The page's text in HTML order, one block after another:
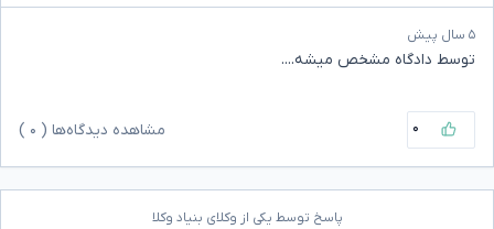
۵ سال پیش
توسط دادگاه مشخص میشه....
۰ مشاهده دیدگاه‌ها ( ۰
پاسخ توسط یکی از وکلای بنیاد وکلا